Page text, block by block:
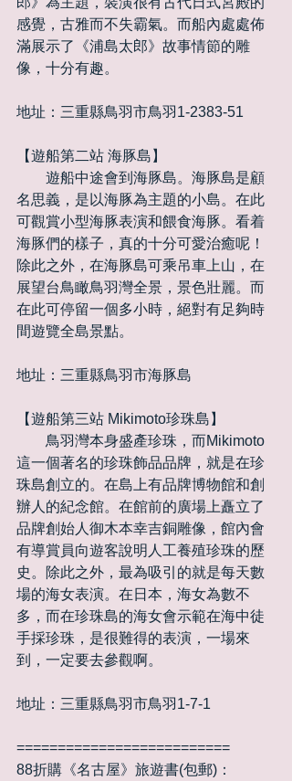
感覺，古雅而不失霸氣。而船內處處佈
滿展示了《浦島太郎》故事情節的雕
像，十分有趣。
地址：三重縣鳥羽市鳥羽1-2383-51
【遊船第二站 海豚島】
遊船中途會到海豚島。海豚島是顧
名思義，是以海豚為主題的小島。在此
可觀賞小型海豚表演和餵食海豚。看着
海豚們的樣子，真的十分可愛治癒呢！
除此之外，在海豚島可乘吊車上山，在
展望台鳥瞰鳥羽灣全景，景色壯麗。而
在此可停留一個多小時，絕對有足夠時
間遊覽全島景點。
地址：三重縣鳥羽市海豚島
【遊船第三站 Mikimoto珍珠島】
鳥羽灣本身盛產珍珠，而Mikimoto
這一個著名的珍珠飾品品牌，就是在珍
珠島創立的。在島上有品牌博物館和創
辦人的紀念館。在館前的廣場上矗立了
品牌創始人御木本幸吉銅雕像，館內會
有導賞員向遊客說明人工養殖珍珠的歷
史。除此之外，最為吸引的就是每天數
場的海女表演。在日本，海女為數不
多，而在珍珠島的海女會示範在海中徒
手採珍珠，是很難得的表演，一場來
到，一定要去參觀啊。
地址：三重縣鳥羽市鳥羽1-7-1
==========================
88折購《名古屋》旅遊書(包郵)：